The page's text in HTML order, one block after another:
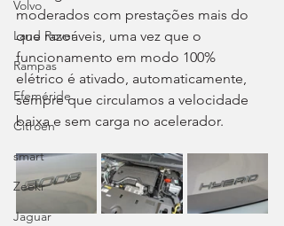
Volvo
Land Rover
Rampas
Efeméride
Citroën
smart
Zeekr
Jaguar
moderados com prestações mais do
que razoáveis, uma vez que o
funcionamento em modo 100%
elétrico é ativado, automaticamente,
sempre que circulamos a velocidade
baixa e sem carga no acelerador.